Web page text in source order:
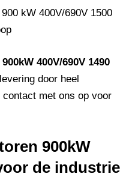
400V/690V 1490
door heel
contact met ons op voor
900kW
de industrie